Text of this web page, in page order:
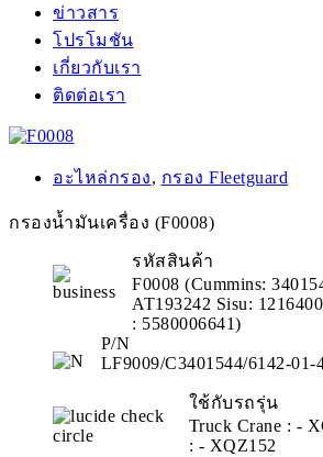
ข่าวสาร
โปรโมชัน
เกี่ยวกับเรา
ติดต่อเรา
อะไหล่กรอง, กรอง Fleetguard
กรองน้ำมันเครื่อง (F0008)
รหัสสินค้า
F0008 (Cummins:
AT193242 Sisu:
: 5580006641)
P/N
LF9009/C3401544/6142-01-
ใช้กับรถรุ่น
Truck Crane : -
: - XQZ152